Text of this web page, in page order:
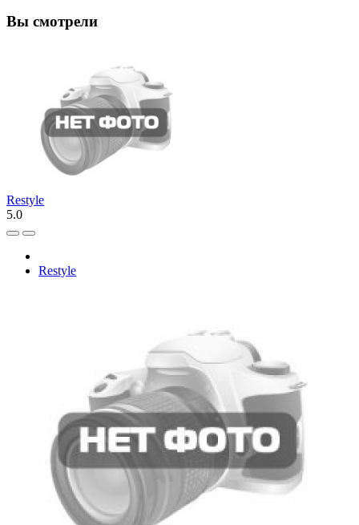
Вы смотрели
Restyle
5.0
Restyle